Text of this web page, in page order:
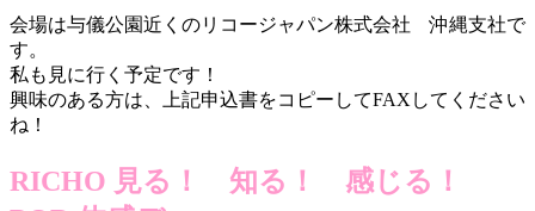
い
さ
＆
読
会場は与儀公園近くのリコージャパン株式会社 沖縄支社で
す。
私も見に行く予定です！
興味のある方は、上記申込書をコピーしてFAXしてください
ね！
RICHO 見る！ 知る！ 感じる！